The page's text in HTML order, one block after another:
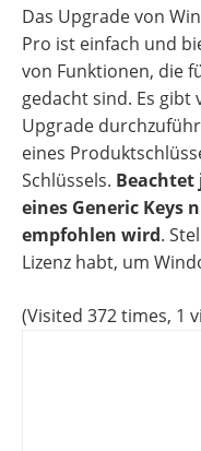
Das Upgrade von
Pro ist einfach und
von Funktionen, die
gedacht sind. Es gibt
Upgrade
eines
Schlüssels. Beachtet
eines Generic Keys
empfohlen wird.
Lizenz habt, um
(Visited 372 times, 1